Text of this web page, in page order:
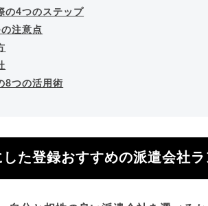
の4つのステップ
注意点
8つの活用術
た登録おすすめの派遣会社